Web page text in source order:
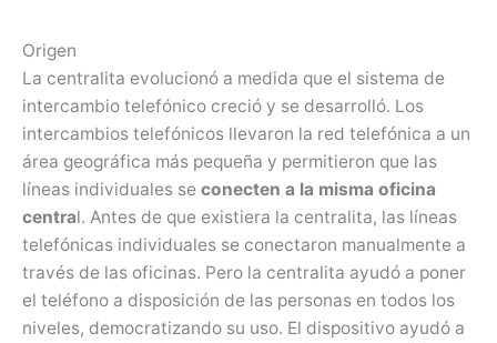
Origen
La centralita evolucionó a medida que el sistema de
intercambio telefónico creció y se desarrolló. Los
intercambios telefónicos llevaron la red telefónica a un
área geográfica más pequeña y permitieron que las
líneas individuales se conecten a la misma oficina
central. Antes de que existiera la centralita, las líneas
telefónicas individuales se conectaron manualmente a
través de las oficinas. Pero la centralita ayudó a poner
el teléfono a disposición de las personas en todos los
niveles, democratizando su uso. El dispositivo ayudó a